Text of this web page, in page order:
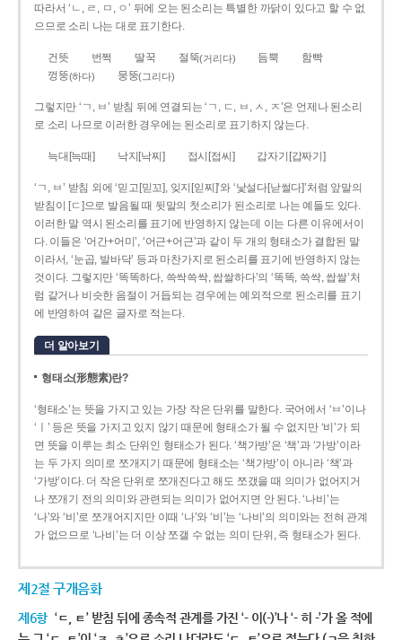
따라서 ‘ㄴ, ㄹ, ㅁ, ㅇ’ 뒤에 오는 된소리는 특별한 까닭이 있다고 할 수 없
으므로 소리 나는 대로 표기한다.
건뜻 번쩍 딸꾹 절뚝(거리다) 듬뿍
함빡
껑뚱(하다) 뭉뚱(그리다)
그렇지만 ‘ㄱ, ㅂ’ 받침 뒤에 연결되는 ‘ㄱ, ㄷ, ㅂ, ㅅ, ㅈ’은 언제나 된소리
로 소리 나므로 이러한 경우에는 된소리로 표기하지 않는다.
늑대[늑때] 낙지[낙찌] 접시[접씨] 갑자기[갑짜기]
‘ㄱ, ㅂ’ 받침 외에 ‘믿고[믿꼬], 잊지[읻찌]’와 ‘낯설다[낟썰다]’처럼 앞말의
받침이 [ㄷ]으로 발음될 때 뒷말의 첫소리가 된소리로 나는 예들도 있다.
이러한 말 역시 된소리를 표기에 반영하지 않는데 이는 다른 이유에서이
다. 이들은 ‘어간+어미’, ‘어근+어근’과 같이 두 개의 형태소가 결합된 말
이라서, ‘눈곱, 발바닥’ 등과 마찬가지로 된소리를 표기에 반영하지 않는
것이다. 그렇지만 ‘똑똑하다, 쓱싹쓱싹, 쌉쌀하다’의 ‘똑똑, 쓱싹, 쌉쌀’처
럼 같거나 비슷한 음절이 거듭되는 경우에는 예외적으로 된소리를 표기
에 반영하여 같은 글자로 적는다.
더 알아보기
형태소(形態素)란?
‘형태소’는 뜻을 가지고 있는 가장 작은 단위를 말한다. 국어에서 ‘ㅂ’이나
‘ㅣ’ 등은 뜻을 가지고 있지 않기 때문에 형태소가 될 수 없지만 ‘비’가 되
면 뜻을 이루는 최소 단위인 형태소가 된다. ‘책가방’은 ‘책’과 ‘가방’이라
는 두 가지 의미로 쪼개지기 때문에 형태소는 ‘책가방’이 아니라 ‘책’과
‘가방’이다. 더 작은 단위로 쪼개진다고 해도 쪼갰을 때 의미가 없어지거
나 쪼개기 전의 의미와 관련되는 의미가 없어지면 안 된다. ‘나비’는
‘나’와 ‘비’로 쪼개어지지만 이때 ‘나’와 ‘비’는 ‘나비’의 의미와는 전혀 관계
가 없으므로 ‘나비’는 더 이상 쪼갤 수 없는 의미 단위, 즉 형태소가 된다.
제2절 구개음화
제6항 ‘ㄷ, ㅌ’ 받침 뒤에 종속적 관계를 가진 ‘- 이(-)’나 ‘- 히 -’가 올 적에